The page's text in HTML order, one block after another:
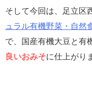
そして今回は、足立区
ュラル有機野菜・自然
で、国産有機大豆と有
良いおみそに仕上がり